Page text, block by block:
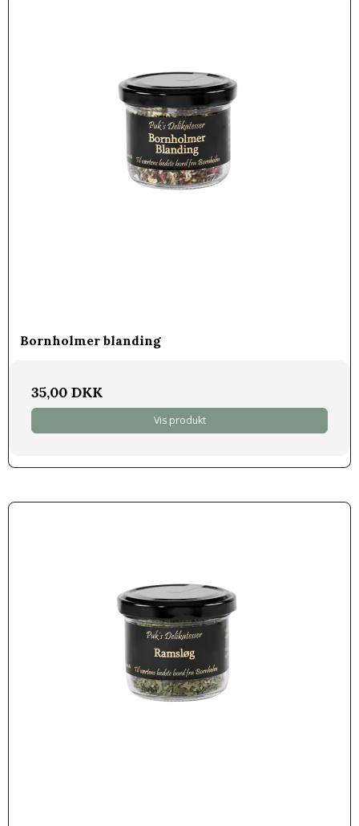
Bornholmer blanding
35,00 DKK
Vis produkt